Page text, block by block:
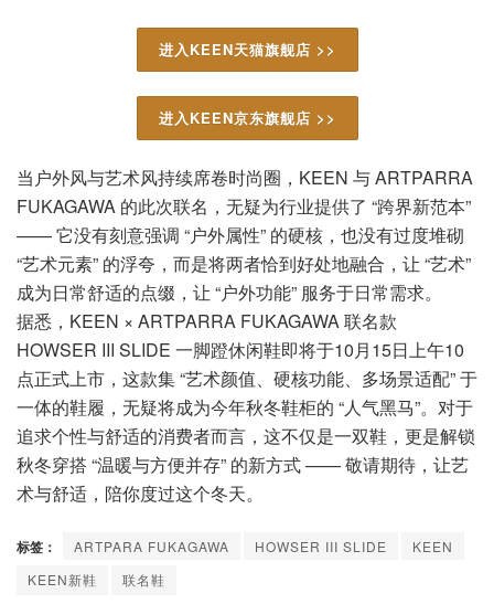
进入KEEN天猫旗舰店 >>
进入KEEN京东旗舰店 >>
当户外风与艺术风持续席卷时尚圈，KEEN 与 ARTPARRA
FUKAGAWA 的此次联名，无疑为行业提供了 “跨界新范本”
—— 它没有刻意强调 “户外属性” 的硬核，也没有过度堆砌
“艺术元素” 的浮夸，而是将两者恰到好处地融合，让 “艺术”
成为日常舒适的点缀，让 “户外功能” 服务于日常需求。
据悉，KEEN × ARTPARRA FUKAGAWA 联名款
HOWSER III SLIDE 一脚蹬休闲鞋即将于10月15日上午10
点正式上市，这款集 “艺术颜值、硬核功能、多场景适配” 于
一体的鞋履，无疑将成为今年秋冬鞋柜的 “人气黑马”。对于
追求个性与舒适的消费者而言，这不仅是一双鞋，更是解锁
秋冬穿搭 “温暖与方便并存” 的新方式 —— 敬请期待，让艺
术与舒适，陪你度过这个冬天。
标签： ARTPARA FUKAGAWA HOWSER III SLIDE
KEEN
KEEN新鞋
联名鞋